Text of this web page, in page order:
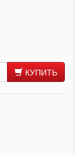
КУПИТЬ